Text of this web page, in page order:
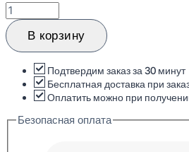
Количество
товара
Bello-
Deco
05/2600
Стеновая
панель
9x200x2600
В корзину
Подтвердим заказ за 30 минут
Бесплатная доставка при
Оплатить можно при
Безопасная оплата